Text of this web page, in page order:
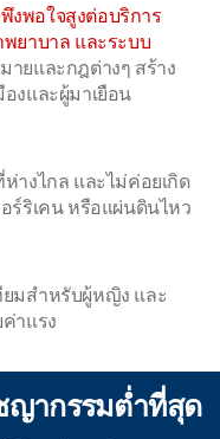
พอใจสูงต่อบริการ
ยาบาล และระบบ
ยและกฎต่างๆ สร้าง
งและผู้มาเยือน
างไกล และไม่ค่อยเกิด
ร์ริเคน หรือแผ่นดินไหว
ยมสำหรับผู้หญิง และ
าแรง
ญากรรมต่ำที่สุด